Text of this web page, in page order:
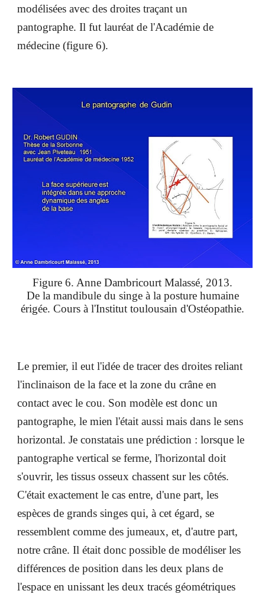
modélisées avec des droites traçant un
pantographe. Il fut lauréat de l'Académie de
médecine (figure 6).
Figure 6. Anne Dambricourt Malassé, 2013.
De la mandibule du singe à la posture humaine
érigée. Cours à l'Institut toulousain d'Ostéopathie.
Le premier, il eut l'idée de tracer des droites reliant
l'inclinaison de la face et la zone du crâne en
contact avec le cou. Son modèle est donc un
pantographe, le mien l'était aussi mais dans le sens
horizontal. Je constatais une prédiction : lorsque le
pantographe vertical se ferme, l'horizontal doit
s'ouvrir, les tissus osseux chassent sur les côtés.
C'était exactement le cas entre, d'une part, les
espèces de grands singes qui, à cet égard, se
ressemblent comme des jumeaux, et, d'autre part,
notre crâne. Il était donc possible de modéliser les
différences de position dans les deux plans de
l'espace en unissant les deux tracés géométriques